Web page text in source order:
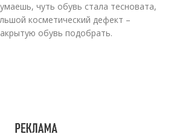
чуть обувь стала тесновата,
косметический дефект –
обувь подобрать.